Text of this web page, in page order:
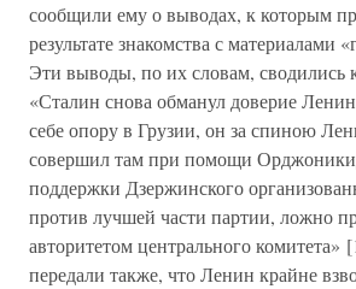
сообщили ему о выводах, к которым
результате знакомства с материалами
Эти выводы, по их словам, сводились
«Сталин снова обманул доверие
себе опору в Грузии, он за спиною
совершил там при помощи
поддержки Дзержинского
против лучшей части партии, ложно
авторитетом центрального комитета»
передали также, что Ленин крайне